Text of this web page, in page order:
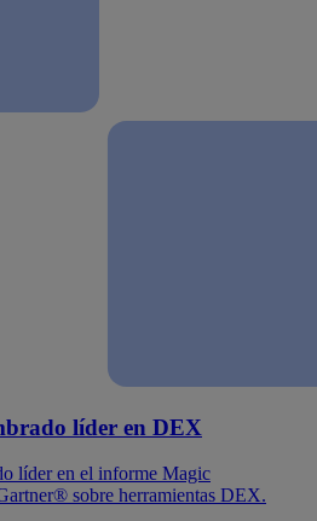
líder en DEX
líder en el informe Magic
sobre herramientas DEX.